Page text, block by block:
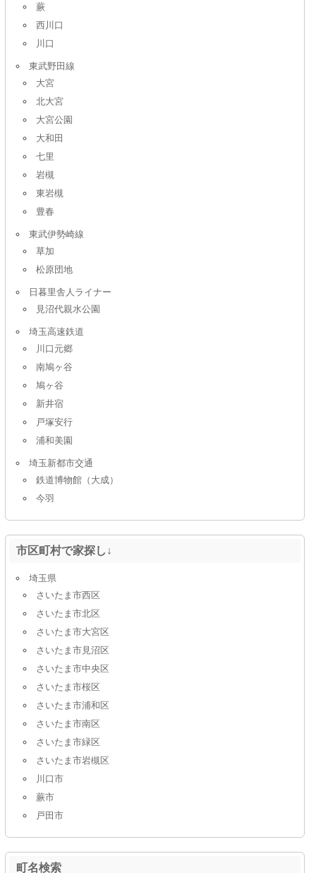
蕨
西川口
川口
東武野田線
大宮
北大宮
大宮公園
大和田
七里
岩槻
東岩槻
豊春
東武伊勢崎線
草加
松原団地
日暮里舎人ライナー
見沼代親水公園
埼玉高速鉄道
川口元郷
南鳩ヶ谷
鳩ヶ谷
新井宿
戸塚安行
浦和美園
埼玉新都市交通
鉄道博物館（大成）
今羽
市区町村で家探し↓
埼玉県
さいたま市西区
さいたま市北区
さいたま市大宮区
さいたま市見沼区
さいたま市中央区
さいたま市桜区
さいたま市浦和区
さいたま市南区
さいたま市緑区
さいたま市岩槻区
川口市
蕨市
戸田市
町名検索